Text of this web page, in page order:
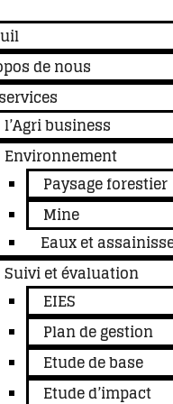
de nous
l’Agri business
Environnement
Paysage forestier
Mine
Eaux et
Suivi et évaluation
EIES
Plan de gestion
Etude de base
Etude d’impact